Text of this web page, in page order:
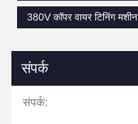
380V कॉपर वायर टिनिंग मशीन
संपर्क
संपर्क: